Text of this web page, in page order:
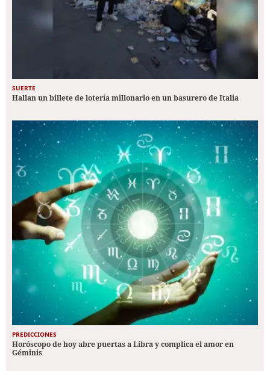
SUERTE
Hallan un billete de lotería millonario en un basurero de Italia
PREDICCIONES
Horóscopo de hoy abre puertas a Libra y complica el amor en
Géminis